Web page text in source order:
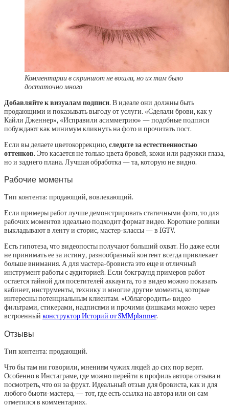
Комментарии в скриншот не вошли, но их там было
достаточно много
Добавляйте к визуалам подписи. В идеале они должны быть
продающими и показывать выгоду от услуги. «Сделали брови, как у
Кайли Дженнер», «Исправили асимметрию» — подобные подписи
побуждают как минимум кликнуть на фото и прочитать пост.
Если вы делаете цветокоррекцию,следите за естественностью
оттенков. Это касается не только цвета бровей, кожи или радужки глаза,
но и заднего плана. Лучшая обработка — та, которую не видно.
Рабочие моменты
Тип контента: продающий, вовлекающий.
Если примеры работ лучше демонстрировать статичными фото, то для
рабочих моментов идеально подходит формат видео. Короткие ролики
выкладывают в ленту и сторис, мастер-классы — в IGTV.
Есть гипотеза, что видеопосты получают больший охват. Но даже если
не принимать ее за истину, разнообразный контент всегда привлекает
больше внимания. А для мастера-бровиста это еще и отличный
инструмент работы с аудиторией. Если бэкграунд примеров работ
остается тайной для посетителей аккаунта, то в видео можно показать
кабинет, инструменты, технику и многие другие моменты, которые
интересны потенциальным клиентам. «Облагородить» видео
фильтрами, стикерами, надписями и прочими фишками можно через
встроенный конструктор Историй от SMMplanner.
Отзывы
Тип контента: продающий.
Что бы там ни говорили, мнениям чужих людей до сих пор верят.
Особенно в Инстаграме, где можно перейти в профиль автора отзыва и
посмотреть, что он за фрукт. Идеальный отзыв для бровиста, как и для
любого бьюти-мастера, — тот, где есть ссылка на автора или он сам
отметился в комментариях.